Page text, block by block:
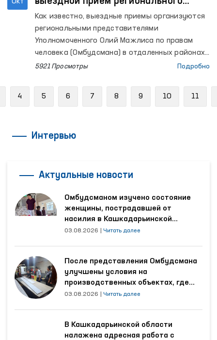
Окт
представителя Омбудсмана
Как известно, выездные приемы организуются
региональными представителями
Уполномоченного Олий Мажлиса по правам
человека (Омбудсмана) в отдаленных районах,
откуда поступает много обращений.
5921 Просмотры Подробно
4 5 6 7 8 9 10 11
Интервью
Актуальные новости
Омбудсманом изучено состояние
женщины, пострадавшей от
насилия в Кашкадарьинской
области
03.08.2026 Читать далее
После представления Омбудсмана
улучшены условия на
производственных объектах, где
трудятся осуждённые
03.08.2026 Читать далее
В Кашкадарьинской области
налажена адресная работа с